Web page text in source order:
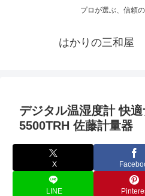
プロが選ぶ、信頼
はかりの三和屋
デジタル温湿度計 快
5500TRH 佐藤計量器
X
LINE